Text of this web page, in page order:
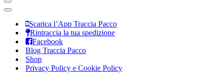
Menu
di
navigazione
Menu
navigazioneScarica l’App Traccia Pacco
Rintraccia la tua spedizione
Facebook
Blog Traccia Pacco
Shop
Privacy Policy e Cookie Policy